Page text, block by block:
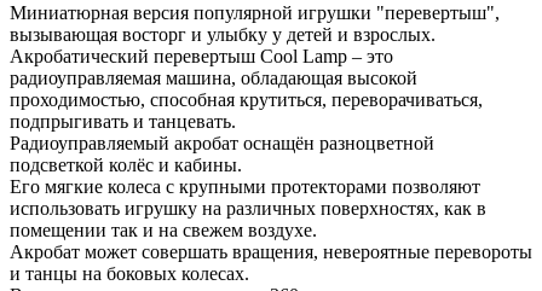
Миниатюрная версия популярной игрушки "перевертыш",
вызывающая восторг и улыбку у детей и взрослых.
Акробатический перевертыш Cool Lamp – это
радиоуправляемая машина, обладающая высокой
проходимостью, способная крутиться, переворачиваться,
подпрыгивать и танцевать.
Радиоуправляемый акробат оснащён разноцветной
подсветкой колёс и кабины.
Его мягкие колеса с крупными протекторами позволяют
использовать игрушку на различных поверхностях, как в
помещении так и на свежем воздухе.
Акробат может совершать вращения, невероятные перевороты
и танцы на боковых колесах.